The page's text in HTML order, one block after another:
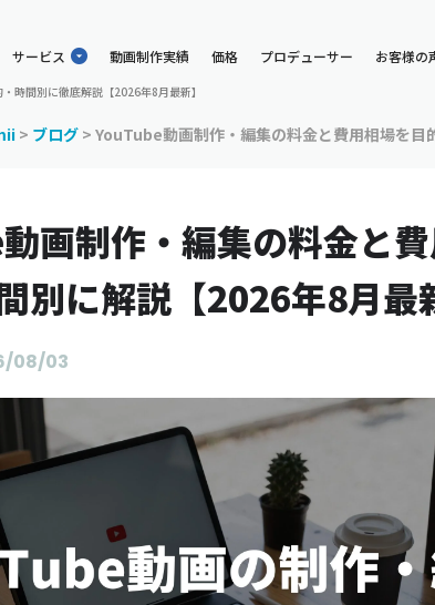
サービス 動画制作実績 価格 プロデューサー お客様の
時間別に徹底解説【2026年8月最新】
> ブログ > YouTube動画制作・編集の料金と費用相場を目
画制作・編集の料金と
別に解説【2026年8月最
08/03